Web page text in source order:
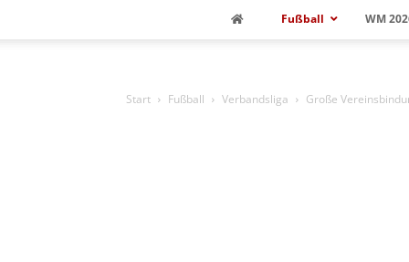
Fußball WM
Start Fußball Verbandsliga Große